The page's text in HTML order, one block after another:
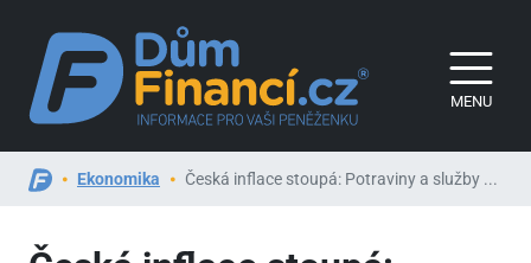
MENU
Ekonomika Česká inflace stoupá: Potraviny a služby ...